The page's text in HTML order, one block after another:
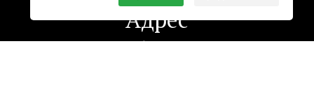
Адрес
София 1000